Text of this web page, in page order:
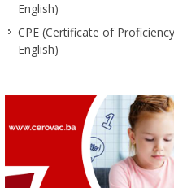
English)
CPE (Certificate of
English)